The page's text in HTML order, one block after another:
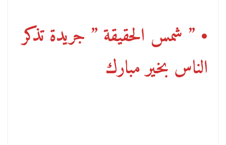
• ” شمس الحقيقة ” جريدة تذكر
الناس بخير مبارك